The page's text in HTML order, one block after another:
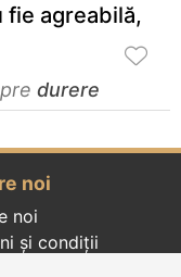
fie agreabilă,
durere
noi
noi
și condiții